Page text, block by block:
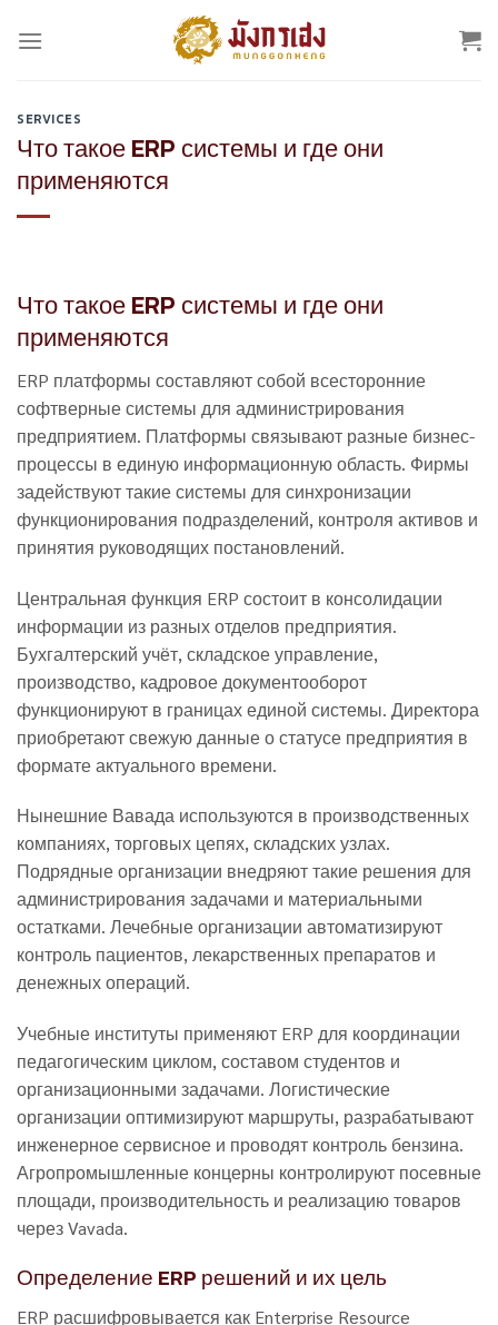
SERVICES
Что такое ERP системы и где они
применяются
Что такое ERP системы и где они
применяются
ERP платформы составляют собой всесторонние
софтверные системы для администрирования
предприятием. Платформы связывают разные бизнес-
процессы в единую информационную область. Фирмы
задействуют такие системы для синхронизации
функционирования подразделений, контроля активов и
принятия руководящих постановлений.
Центральная функция ERP состоит в консолидации
информации из разных отделов предприятия.
Бухгалтерский учёт, складское управление,
производство, кадровое документооборот
функционируют в границах единой системы. Директора
приобретают свежую данные о статусе предприятия в
формате актуального времени.
Нынешние Вавада используются в производственных
компаниях, торговых цепях, складских узлах.
Подрядные организации внедряют такие решения для
администрирования задачами и материальными
остатками. Лечебные организации автоматизируют
контроль пациентов, лекарственных препаратов и
денежных операций.
Учебные институты применяют ERP для координации
педагогическим циклом, составом студентов и
организационными задачами. Логистические
организации оптимизируют маршруты, разрабатывают
инженерное сервисное и проводят контроль бензина.
Агропромышленные концерны контролируют посевные
площади, производительность и реализацию товаров
через Vavada.
Определение ERP решений и их цель
ERP расшифровывается как Enterprise Resource